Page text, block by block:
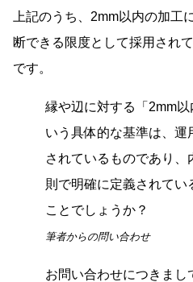
上記のうち、2mm以内の加工
断できる限度として採用され
です。
縁や辺に対する「2mm
いう具体的な基準は、運
されているものであり、
則で明確に定義されてい
ことでしょうか？
筆者からの問い合わせ
お問い合わせにつきまし